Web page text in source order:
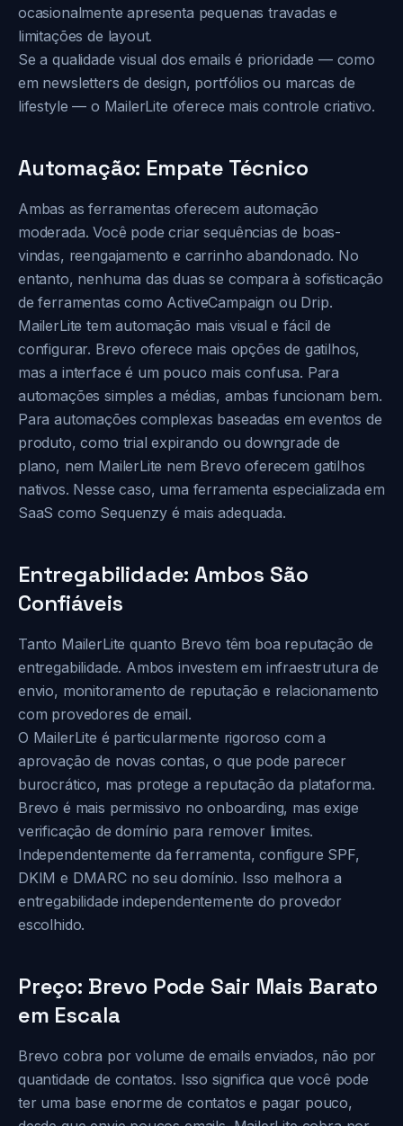
ocasionalmente apresenta pequenas travadas e
limitações de layout.
Se a qualidade visual dos emails é prioridade — como
em newsletters de design, portfólios ou marcas de
lifestyle — o MailerLite oferece mais controle criativo.
Automação: Empate Técnico
Ambas as ferramentas oferecem automação
moderada. Você pode criar sequências de boas-
vindas, reengajamento e carrinho abandonado. No
entanto, nenhuma das duas se compara à sofisticação
de ferramentas como ActiveCampaign ou Drip.
MailerLite tem automação mais visual e fácil de
configurar. Brevo oferece mais opções de gatilhos,
mas a interface é um pouco mais confusa. Para
automações simples a médias, ambas funcionam bem.
Para automações complexas baseadas em eventos de
produto, como trial expirando ou downgrade de
plano, nem MailerLite nem Brevo oferecem gatilhos
nativos. Nesse caso, uma ferramenta especializada em
SaaS como Sequenzy é mais adequada.
Entregabilidade: Ambos São
Confiáveis
Tanto MailerLite quanto Brevo têm boa reputação de
entregabilidade. Ambos investem em infraestrutura de
envio, monitoramento de reputação e relacionamento
com provedores de email.
O MailerLite é particularmente rigoroso com a
aprovação de novas contas, o que pode parecer
burocrático, mas protege a reputação da plataforma.
Brevo é mais permissivo no onboarding, mas exige
verificação de domínio para remover limites.
Independentemente da ferramenta, configure SPF,
DKIM e DMARC no seu domínio. Isso melhora a
entregabilidade independentemente do provedor
escolhido.
Preço: Brevo Pode Sair Mais Barato
em Escala
Brevo cobra por volume de emails enviados, não por
quantidade de contatos. Isso significa que você pode
ter uma base enorme de contatos e pagar pouco,